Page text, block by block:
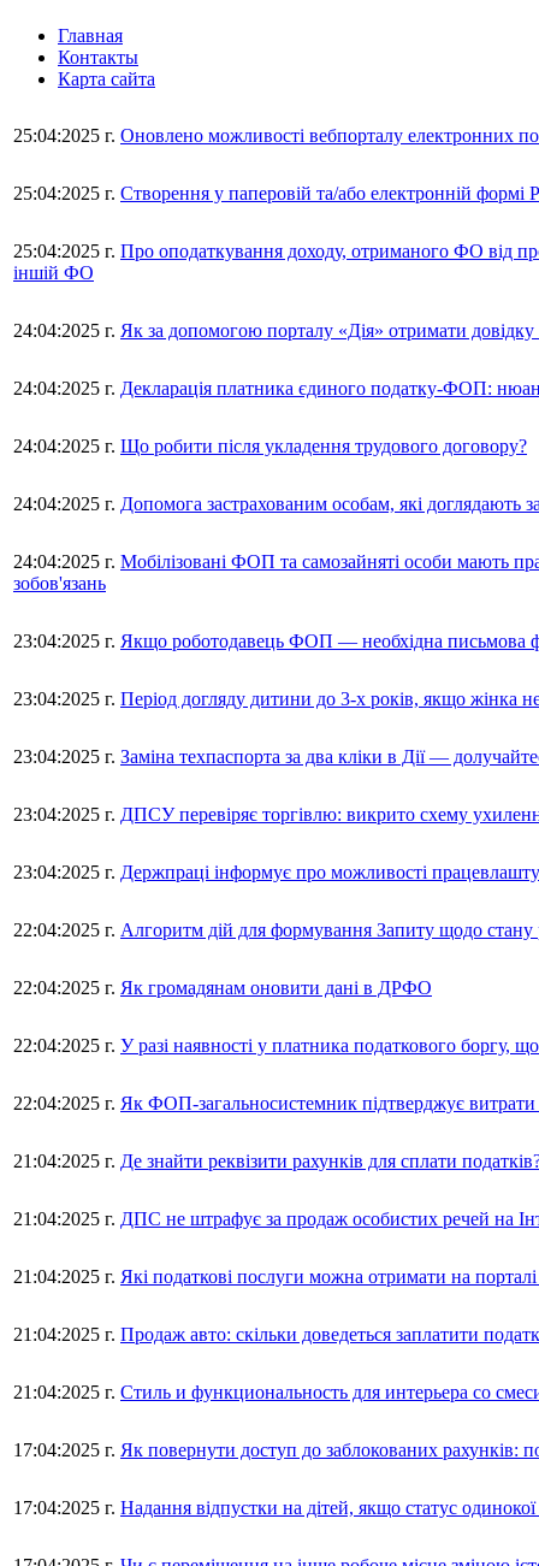
Главная
Контакты
Карта сайта
25:04:2025 г. Оновлено можливості вебпорталу електронних
25:04:2025 г. Cтворення у паперовій та/або електронній
25:04:2025 г. Про оподаткування доходу, отриманого ФО від
іншій ФО
24:04:2025 г. Як за допомогою порталу «Дія» отримати
24:04:2025 г. Декларація платника єдиного податку-ФОП:
24:04:2025 г. Що робити після укладення трудового договору?
24:04:2025 г. Допомога застрахованим особам, які доглядають
24:04:2025 г. Мобілізовані ФОП та самозайняті особи мають
зобов'язань
23:04:2025 г. Якщо роботодавець ФОП — необхідна письмова
23:04:2025 г. Період догляду дитини до 3-х років, якщо жінка
23:04:2025 г. Заміна техпаспорта за два кліки в Дії —
23:04:2025 г. ДПСУ перевіряє торгівлю: викрито схему
23:04:2025 г. Держпраці інформує про можливості
22:04:2025 г. Алгоритм дій для формування Запиту щодо стану
22:04:2025 г. Як громадянам оновити дані в ДРФО
22:04:2025 г. У разі наявності у платника податкового боргу,
22:04:2025 г. Як ФОП-загальносистемник підтверджує витрати
21:04:2025 г. Де знайти реквізити рахунків для сплати
21:04:2025 г. ДПС не штрафує за продаж особистих речей на
21:04:2025 г. Які податкові послуги можна отримати на порталі
21:04:2025 г. Продаж авто: скільки доведеться заплатити
21:04:2025 г. Стиль и функциональность для интерьера со
17:04:2025 г. Як повернути доступ до заблокованих рахунків:
17:04:2025 г. Надання відпустки на дітей, якщо статус